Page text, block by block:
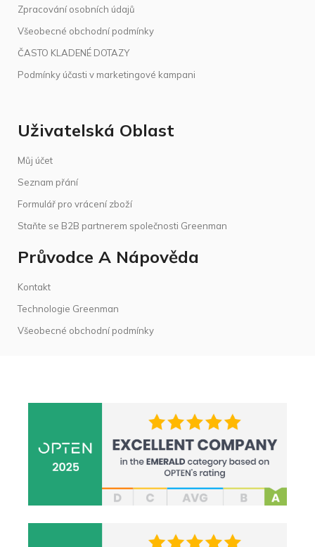
Zpracování osobních údajů
Všeobecné obchodní podmínky
ČASTO KLADENÉ DOTAZY
Podmínky účasti v marketingové kampani
Uživatelská Oblast
Můj účet
Seznam přání
Formulář pro vrácení zboží
Staňte se B2B partnerem společnosti Greenman
Průvodce A Nápověda
Kontakt
Technologie Greenman
Všeobecné obchodní podmínky